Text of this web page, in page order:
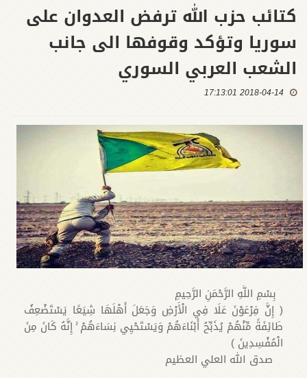
كتائب حزب الله ترفض العدوان على
سوريا وتؤكد وقوفها الى جانب
الشعب العربي السوري
2018-04-14 17:13:01
بِسْمِ اللَّهِ الرَّحْمَنِ الرَّحِيمِ
( إِنَّ فِرْعَوْنَ عَلَا فِي الْأَرْضِ وَجَعَلَ أَهْلَهَا شِيَعًا يَسْتَضْعِفُ
طَائِفَةً مِّنْهُمْ يُذَبِّحُ أَبْنَاءَهُمْ وَيَسْتَحْيِي نِسَاءَهُمْ ۚ إِنَّهُ كَانَ مِنَ
الْمُفْسِدِينَ )
صدق الله العلي العظيم